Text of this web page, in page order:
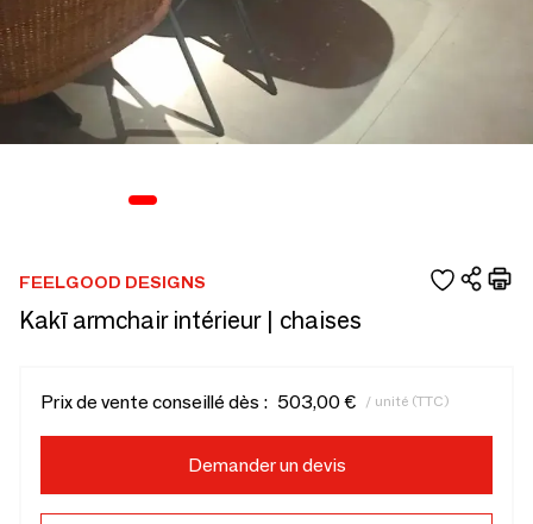
FEELGOOD DESIGNS
Kakī armchair intérieur | chaises
Prix de vente conseillé dès : 503,00 € / unité (TTC)
Demander un devis